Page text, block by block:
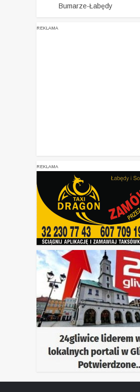
Bumarze-Łabędy
REKLAMA
REKLAMA